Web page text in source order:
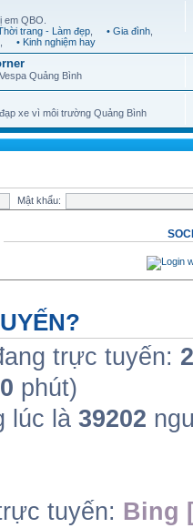
QBO.
trang - Làm đẹp • Gia đình
• Kinh nghiệm hay
Quảng Bình
xe vì môi trường Quảng Bình
Mật khẩu:
trực tuyến: 2
phút)
lúc là 39202
tuyến: Bing